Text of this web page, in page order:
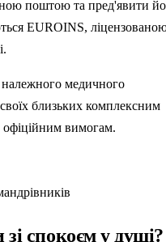
поштою та пред'явити
EUROINS,
медичного
близьких комплексним
офіційним вимогам.
зіспокоєм у душі?